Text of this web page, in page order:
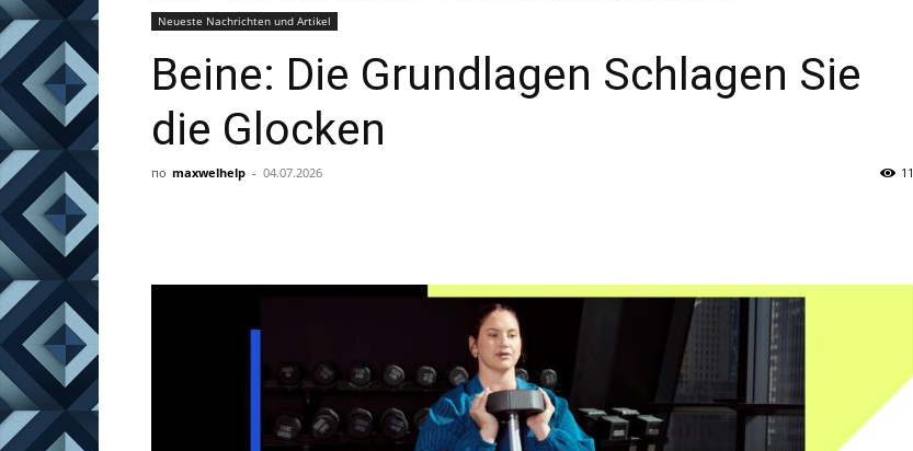
Neueste Nachrichten und Artikel
Beine: Die Grundlagen Schlagen Sie
die Glocken
по maxwelhelp - 04.07.2026 11